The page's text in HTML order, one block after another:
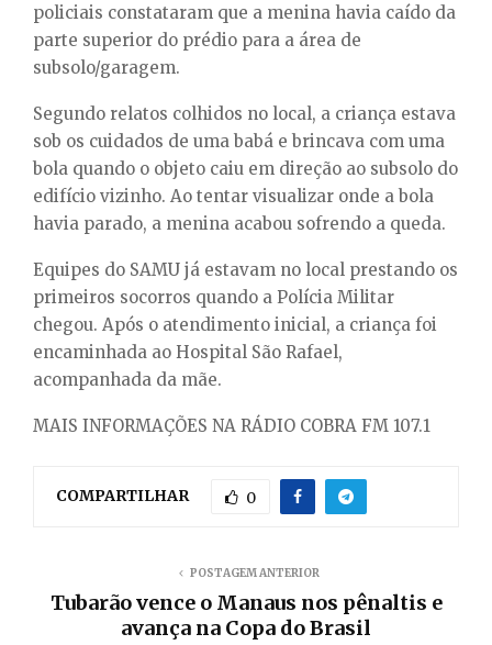
policiais constataram que a menina havia caído da
parte superior do prédio para a área de
subsolo/garagem.
Segundo relatos colhidos no local, a criança estava
sob os cuidados de uma babá e brincava com uma
bola quando o objeto caiu em direção ao subsolo do
edifício vizinho. Ao tentar visualizar onde a bola
havia parado, a menina acabou sofrendo a queda.
Equipes do SAMU já estavam no local prestando os
primeiros socorros quando a Polícia Militar
chegou. Após o atendimento inicial, a criança foi
encaminhada ao Hospital São Rafael,
acompanhada da mãe.
MAIS INFORMAÇÕES NA RÁDIO COBRA FM 107.1
COMPARTILHAR 0
POSTAGEM ANTERIOR
Tubarão vence o Manaus nos pênaltis e
avança na Copa do Brasil